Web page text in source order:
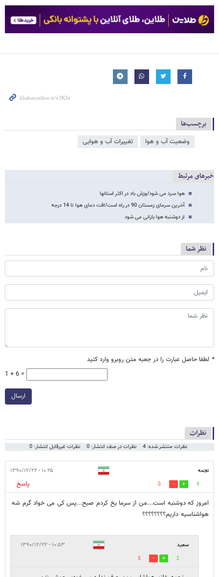
برچسب‌ها
وضعیت آب و هوا تغییرات آب و هوایی
خبرهای مرتبط
هوا سرد می شود/وزش باد در اکثر استانها
آخرین سرمای زمستان 90 در راه است/افت دمای هوا تا 14 درجه
از دوشنبه هوا بارانی می شود
نظر شما
* لطفا حاصل عبارت را در جعبه متن روبرو وارد کنید
1 + 6 =
ارسال
نظرات
نظرات منتشر شده: 4 نظرات در صف انتشار: 0 نظرات غیرقابل انتشار: 0
نجمه ۱۰:۲۵ - ۱۳۹۰/۱۲/۲۲
9
0
پاسخ
امروز که دوشنبه است...من از سرما یخ کردم صبح...پس کی می خواد گرم شه
هواشناسیه داریم؟؟؟؟؟؟؟؟
سعید ۱۰:۵۳ - ۱۳۹۰/۱۲/۲۲
2
5